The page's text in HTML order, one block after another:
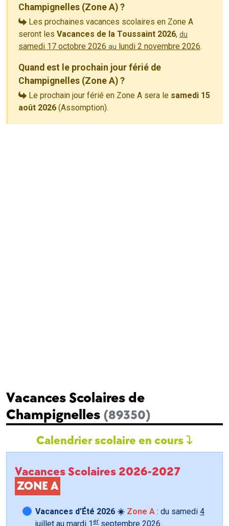
Champignelles (Zone A) ?
Les prochaines vacances scolaires en Zone A
seront les Vacances de la Toussaint 2026, du
samedi 17 octobre 2026 au lundi 2 novembre 2026.
Quand est le prochain jour férié de
Champignelles (Zone A) ?
Le prochain jour férié en Zone A sera le samedi 15
août 2026 (Assomption).
Vacances Scolaires de
Champignelles (89350)
Calendrier scolaire en cours
Vacances Scolaires 2026-2027
ZONE A
Vacances d’Été 2026 ☀️ Zone A : du samedi 4
juillet au mardi 1 er septembre 2026